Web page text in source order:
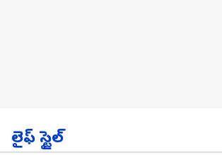
లైఫ్ స్టైల్